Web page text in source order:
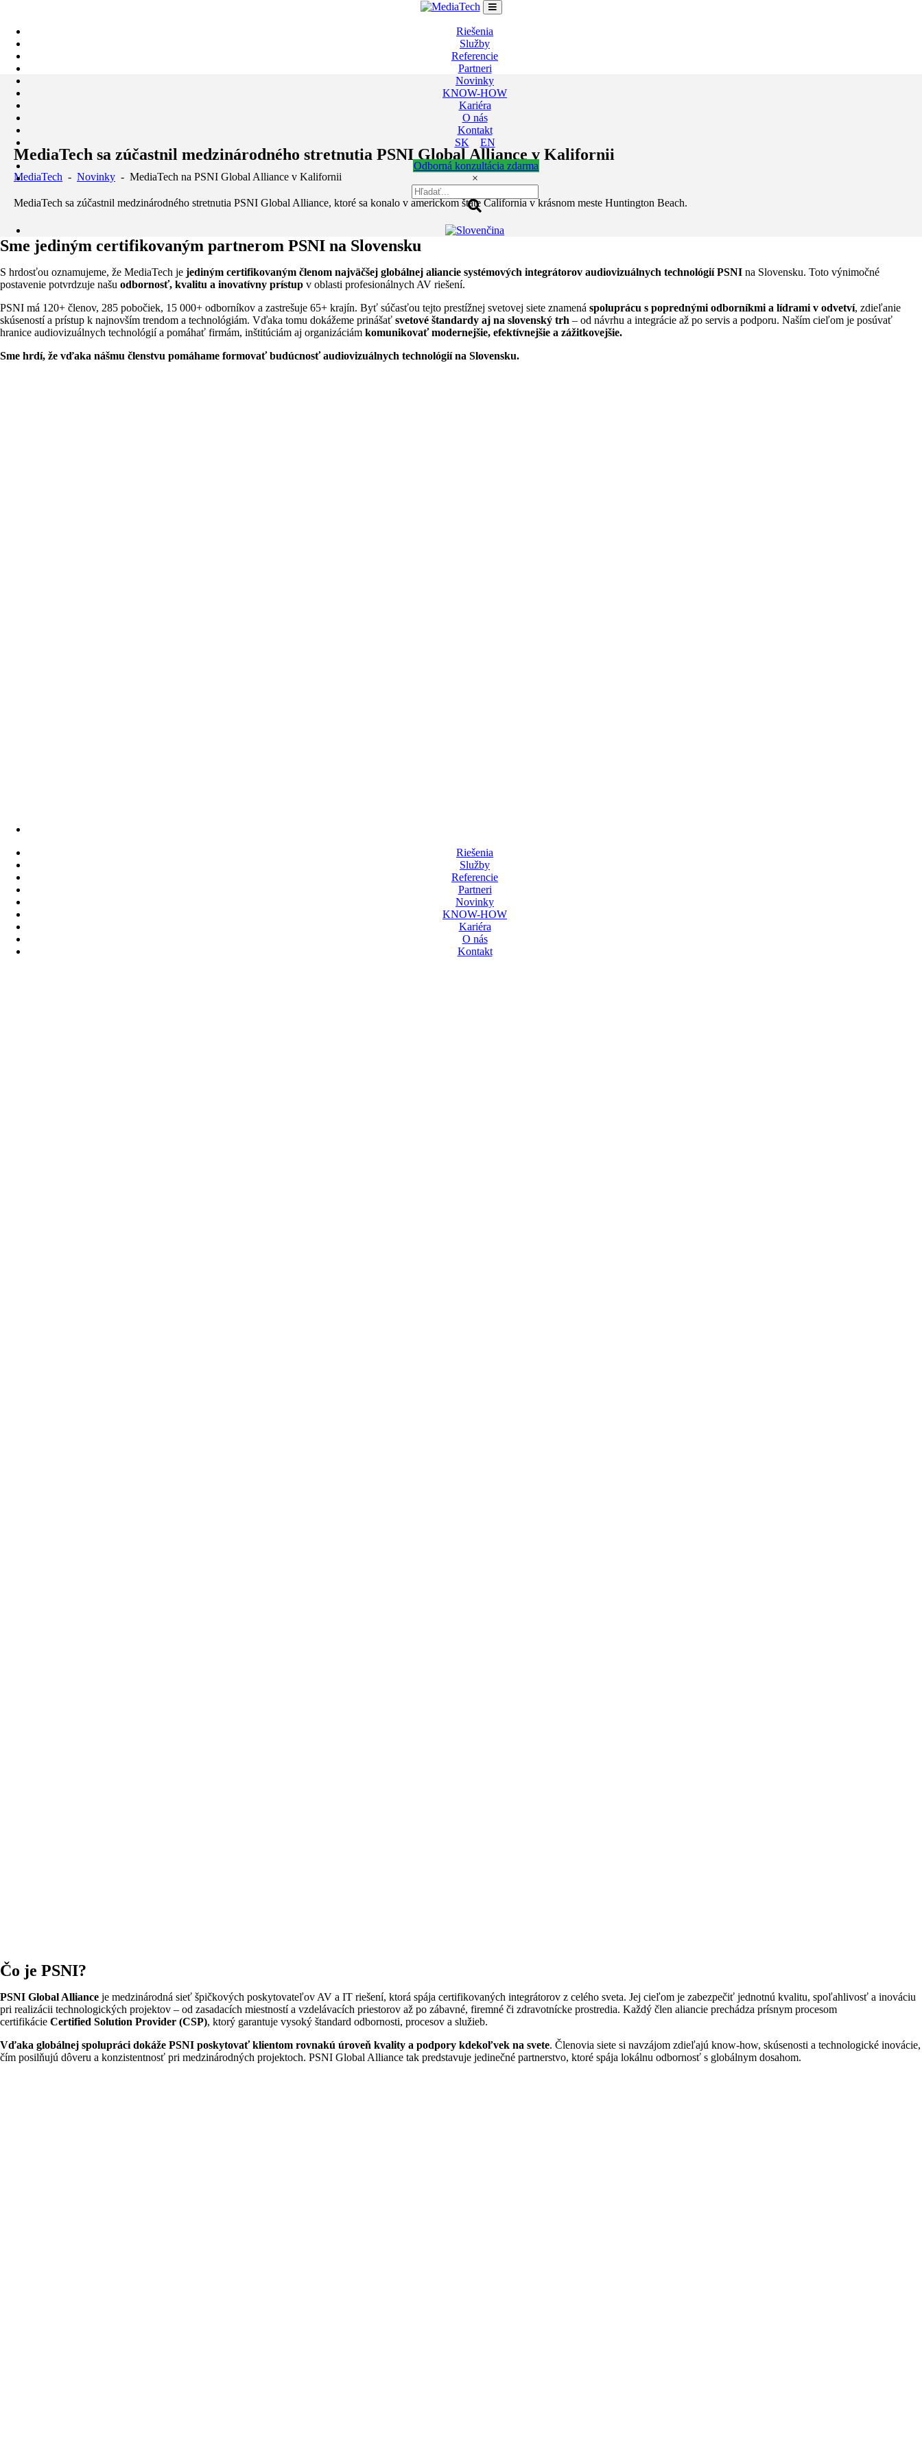
content
Riešenia
Služby
Referencie
Partneri
Novinky
KNOW-HOW
Kariéra
O nás
Kontakt
SK
EN
Odborná konzultácia zdarma
×
Riešenia
Služby
Referencie
Partneri
Novinky
KNOW-HOW
Kariéra
O nás
Kontakt
MediaTech sa zúčastnil medzinárodného stretnutia PSNI Global Alliance v Kalifornii
MediaTech - Novinky - MediaTech na PSNI Global Alliance v Kalifornii
MediaTech sa zúčastnil medzinárodného stretnutia PSNI Global Alliance, ktoré sa konalo v americkom štáte California v krásnom meste Huntington Beach.
Sme jediným certifikovaným partnerom PSNI na Slovensku
S hrdosťou oznamujeme, že MediaTech je jediným certifikovaným členom najväčšej globálnej aliancie systémových integrátorov audiovizuálnych technológií PSNI na Slovensku. Toto výnimočné
postavenie potvrdzuje našu odbornosť, kvalitu a inovatívny prístup v oblasti profesionálnych AV riešení.
PSNI má 120+ členov, 285 pobočiek, 15 000+ odborníkov a zastrešuje 65+ krajín. Byť súčasťou tejto prestížnej svetovej siete znamená spoluprácu s poprednými odborníkmi a lídrami v odvetví, zdieľanie
skúseností a prístup k najnovším trendom a technológiám. Vďaka tomu dokážeme prinášať svetové štandardy aj na slovenský trh – od návrhu a integrácie až po servis a podporu. Naším cieľom je posúvať
hranice audiovizuálnych technológií a pomáhať firmám, inštitúciám aj organizáciám komunikovať modernejšie, efektívnejšie a zážitkovejšie.
Sme hrdí, že vďaka nášmu členstvu pomáhame formovať budúcnosť audiovizuálnych technológií na Slovensku.
Čo je PSNI?
PSNI Global Alliance je medzinárodná sieť špičkových poskytovateľov AV a IT riešení, ktorá spája certifikovaných integrátorov z celého sveta. Jej cieľom je zabezpečiť jednotnú kvalitu, spoľahlivosť a inováciu
pri realizácii technologických projektov – od zasadacích miestností a vzdelávacích priestorov až po zábavné, firemné či zdravotnícke prostredia. Každý člen aliancie prechádza prísnym procesom
certifikácie Certified Solution Provider (CSP), ktorý garantuje vysoký štandard odbornosti, procesov a služieb.
Vďaka globálnej spolupráci dokáže PSNI poskytovať klientom rovnakú úroveň kvality a podpory kdekoľvek na svete. Členovia siete si navzájom zdieľajú know-how, skúsenosti a technologické inovácie,
čím posilňujú dôveru a konzistentnosť pri medzinárodných projektoch. PSNI Global Alliance tak predstavuje jedinečné partnerstvo, ktoré spája lokálnu odbornosť s globálnym dosahom.